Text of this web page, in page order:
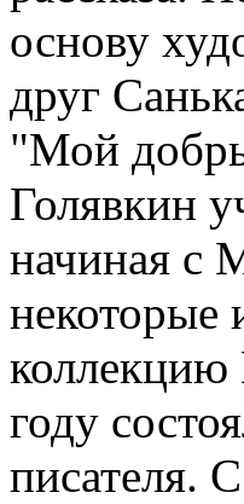
основу
друг
"Мой
Голявкин
начиная с
некоторые
коллекцию
году
писателя.